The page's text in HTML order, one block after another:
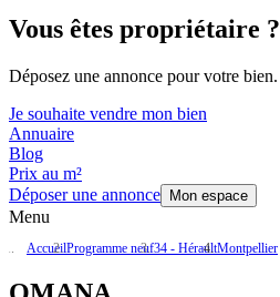
Vous êtes propriétaire ?
Déposez une annonce pour votre bien.
Je souhaite vendre mon bien
Annuaire
Blog
Prix au m²
Déposer une annonce
Mon espace
Menu
AccueilProgramme neuf34 - HéraultMontpellier